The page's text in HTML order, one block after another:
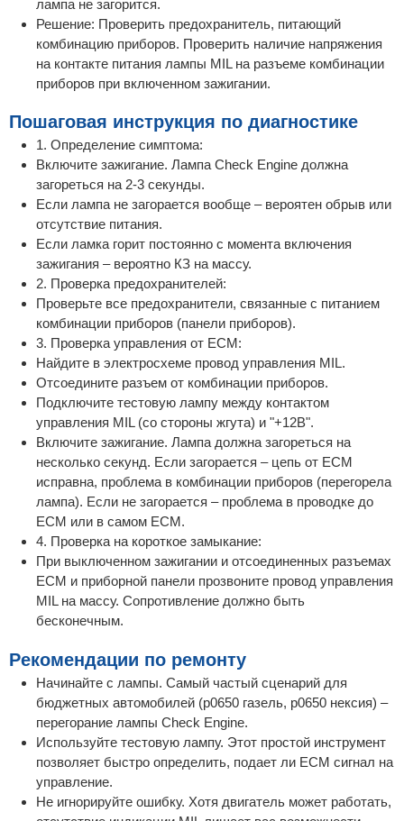
лампа не загорится.
Решение: Проверить предохранитель, питающий
комбинацию приборов. Проверить наличие напряжения
на контакте питания лампы MIL на разъеме комбинации
приборов при включенном зажигании.
Пошаговая инструкция по диагностике
1. Определение симптома:
Включите зажигание. Лампа Check Engine должна
загореться на 2-3 секунды.
Если лампа не загорается вообще – вероятен обрыв или
отсутствие питания.
Если ламка горит постоянно с момента включения
зажигания – вероятно КЗ на массу.
2. Проверка предохранителей:
Проверьте все предохранители, связанные с питанием
комбинации приборов (панели приборов).
3. Проверка управления от ECM:
Найдите в электросхеме провод управления MIL.
Отсоедините разъем от комбинации приборов.
Подключите тестовую лампу между контактом
управления MIL (со стороны жгута) и "+12В".
Включите зажигание. Лампа должна загореться на
несколько секунд. Если загорается – цепь от ECM
исправна, проблема в комбинации приборов (перегорела
лампа). Если не загорается – проблема в проводке до
ECM или в самом ECM.
4. Проверка на короткое замыкание:
При выключенном зажигании и отсоединенных разъемах
ECM и приборной панели прозвоните провод управления
MIL на массу. Сопротивление должно быть
бесконечным.
Рекомендации по ремонту
Начинайте с лампы. Самый частый сценарий для
бюджетных автомобилей (p0650 газель, p0650 нексия) –
перегорание лампы Check Engine.
Используйте тестовую лампу. Этот простой инструмент
позволяет быстро определить, подает ли ECM сигнал на
управление.
Не игнорируйте ошибку. Хотя двигатель может работать,